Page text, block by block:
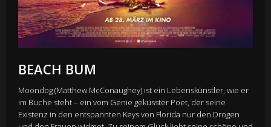
BEACH BUM
Moondog (Matthew McConaughey) ist ein Lebenskünstler, wie er
im Buche steht – ein vom Genie geküsster Poet, der seine
Existenz in den entspannten Keys von Florida nur den Drogen